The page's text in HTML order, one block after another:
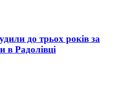
до трьох років за
в Радолівці